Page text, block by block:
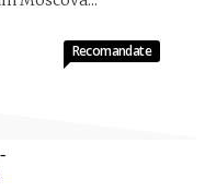
Recomandate